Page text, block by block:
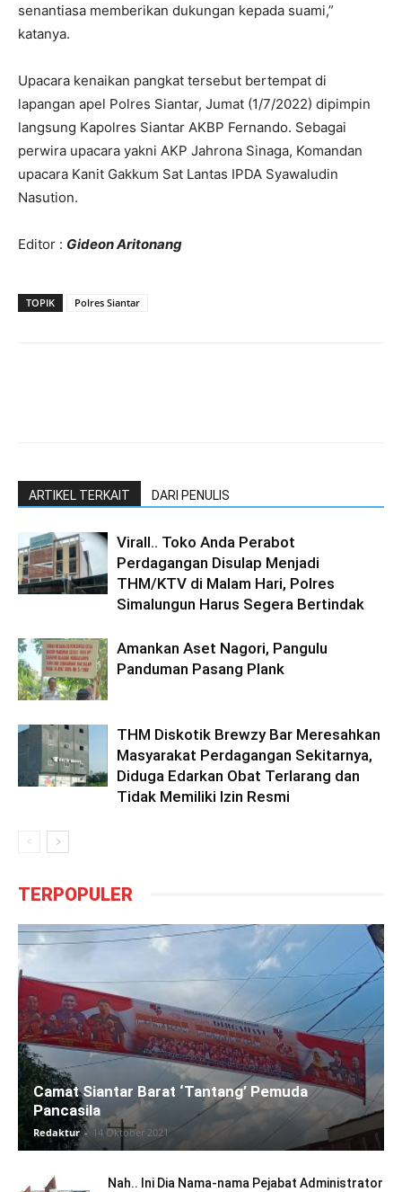
senantiasa memberikan dukungan kepada suami,”
katanya.
Upacara kenaikan pangkat tersebut bertempat di
lapangan apel Polres Siantar, Jumat (1/7/2022) dipimpin
langsung Kapolres Siantar AKBP Fernando. Sebagai
perwira upacara yakni AKP Jahrona Sinaga, Komandan
upacara Kanit Gakkum Sat Lantas IPDA Syawaludin
Nasution.
Editor : Gideon Aritonang
TOPIK Polres Siantar
ARTIKEL TERKAIT DARI PENULIS
Virall.. Toko Anda Perabot
Perdagangan Disulap Menjadi
THM/KTV di Malam Hari, Polres
Simalungun Harus Segera Bertindak
Amankan Aset Nagori, Pangulu
Panduman Pasang Plank
THM Diskotik Brewzy Bar Meresahkan
Masyarakat Perdagangan Sekitarnya,
Diduga Edarkan Obat Terlarang dan
Tidak Memiliki Izin Resmi
TERPOPULER
Camat Siantar Barat ‘Tantang’ Pemuda
Pancasila
Redaktur - 14 Oktober 2021
Nah.. Ini Dia Nama-nama Pejabat Administrator